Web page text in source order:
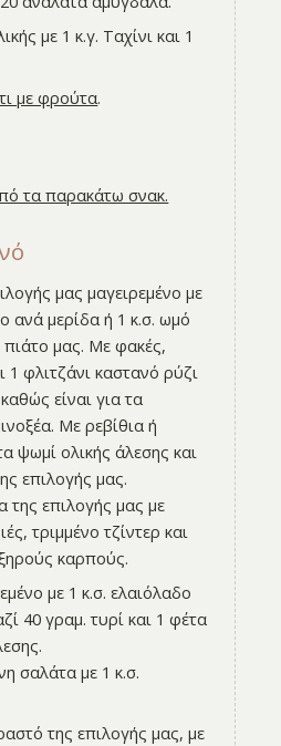
με 1 κ.γ. Ταχίνι και 1
με φρούτα.
τα παρακάτω σνακ.
μας μαγειρεμένο με
ανά μερίδα ή 1 κ.σ. ωμό
μας. Με φακές,
1 φλιτζάνι καστανό ρύζι
είναι για τα
Με ρεβίθια ή
ψωμί ολικής άλεσης και
επιλογής μας.
επιλογής μας με
τριμμένο τζίντερ και
καρπούς.
με 1 κ.σ. ελαιόλαδο
40 γραμ. τυρί και 1 φέτα
σαλάτα με 1 κ.σ.
της επιλογής μας, με